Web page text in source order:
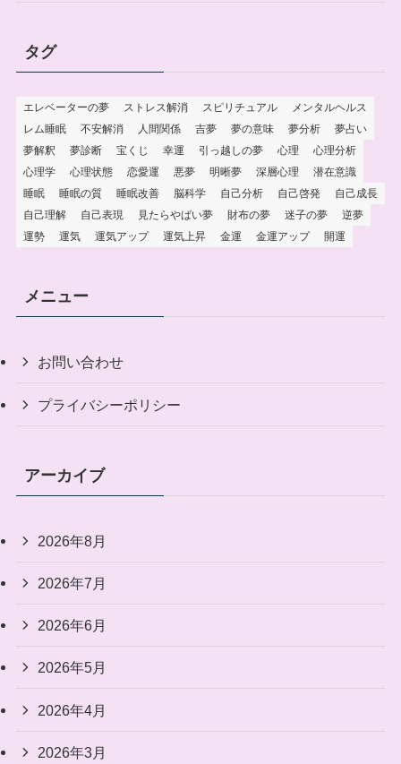
タグ
エレベーターの夢 ストレス解消 スピリチュアル
メンタルヘルス
レム睡眠
不安解消 人間関係 吉夢 夢の意味 夢分析
夢占い
夢解釈
夢診断 宝くじ 幸運 引っ越しの夢 心理
心理分析
心理学
心理状態 恋愛運 悪夢 明晰夢 深層心理
潜在意識
睡眠
睡眠の質 睡眠改善 脳科学 自己分析 自己啓発
自己成長
自己理解
自己表現 見たらやばい夢 財布の夢 迷子の夢
逆夢
運勢
運気 運気アップ 運気上昇 金運 金運アップ 開運
メニュー
お問い合わせ
プライバシーポリシー
アーカイブ
2026年8月
2026年7月
2026年6月
2026年5月
2026年4月
2026年3月